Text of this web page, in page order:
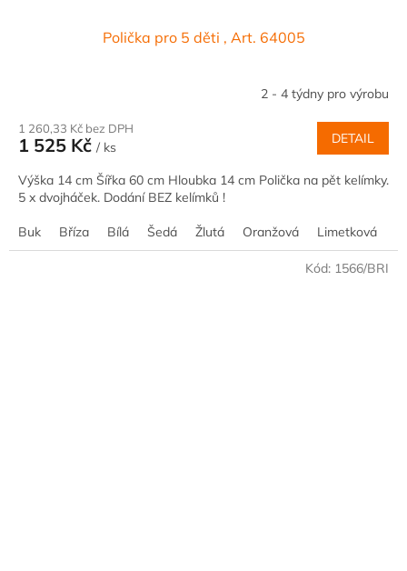
Polička pro 5 děti , Art. 64005
2 - 4 týdny pro výrobu
1 260,33 Kč bez DPH
1 525 Kč / ks
DETAIL
Výška 14 cm Šířka 60 cm Hloubka 14 cm Polička na pět kelímky.
5 x dvojháček. Dodání BEZ kelímků !
Buk Bříza Bílá Šedá Žlutá Oranžová Limetková
Kód: 1566/BRI